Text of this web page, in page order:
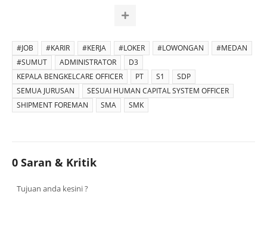
#JOB #KARIR #KERJA #LOKER #LOWONGAN
#MEDAN
#SUMUT
ADMINISTRATOR
D3
KEPALA BENGKELCARE OFFICER
PT S1
SDP
SEMUA JURUSAN
SESUAI HUMAN CAPITAL SYSTEM OFFICER
SHIPMENT FOREMAN
SMA SMK
0 Saran & Kritik
Tujuan anda kesini ?